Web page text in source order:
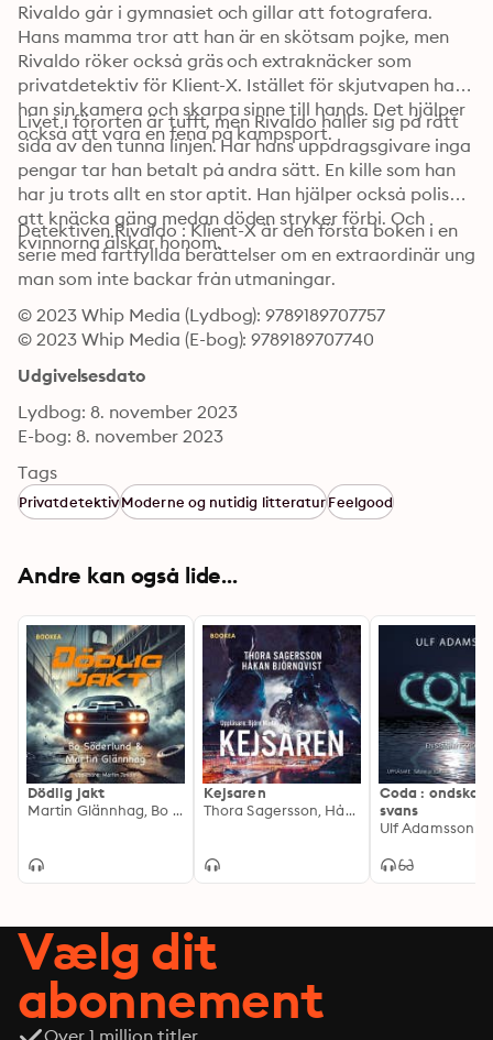
Rivaldo går i gymnasiet och gillar att fotografera.
Hans mamma tror att han är en skötsam pojke, men
Rivaldo röker också gräs och extraknäcker som
privatdetektiv för Klient-X. Istället för skjutvapen har
han sin kamera och skarpa sinne till hands. Det hjälper
också att vara en fena på kampsport.
Livet i förorten är tufft, men Rivaldo håller sig på rätt
sida av den tunna linjen. Har hans uppdragsgivare inga
pengar tar han betalt på andra sätt. En kille som han
har ju trots allt en stor aptit. Han hjälper också polisen
att knäcka gäng medan döden stryker förbi. Och
kvinnorna älskar honom.
Detektiven Rivaldo : Klient-X är den första boken i en
serie med fartfyllda berättelser om en extraordinär ung
man som inte backar från utmaningar.
© 2023 Whip Media (Lydbog): 9789189707757
© 2023 Whip Media (E-bog): 9789189707740
Udgivelsesdato
Lydbog: 8. november 2023
E-bog: 8. november 2023
Tags
PrivatdetektivModerne og nutidig litteraturFeelgood
Andre kan også lide...
Dödlig jakt
Martin Glännhag, Bo Söderlund
Kejsaren
Thora Sagersson, Håkan Björnqvist
Coda :
svans
Ulf Adamsson
Vælg dit
abonnement
Over 1 million titler